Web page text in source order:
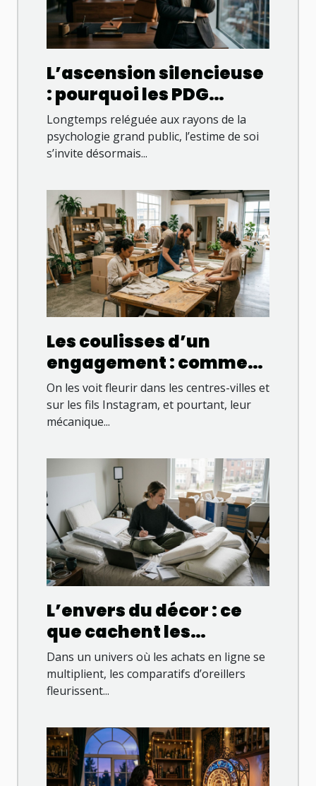
L’ascension silencieuse
: pourquoi les PDG
valorisent améliorer
son estime de soi dans
le leadership
Longtemps reléguée aux rayons de la
psychologie grand public, l’estime de soi
s’invite désormais...
Les coulisses d’un
engagement : comment
une boutique
responsable change la
donne
On les voit fleurir dans les centres-villes et
sur les fils Instagram, et pourtant, leur
mécanique...
L’envers du décor : ce
que cachent les
comparatifs d’oreillers
en ligne
Dans un univers où les achats en ligne se
multiplient, les comparatifs d’oreillers
fleurissent...